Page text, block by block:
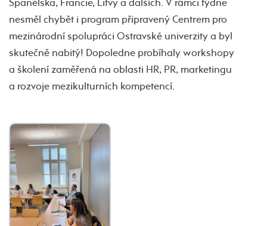
Španělska, Francie, Litvy a dalších. V rámci týdne
nesměl chybět i program připravený Centrem pro
mezinárodní spolupráci Ostravské univerzity a byl
skutečně nabitý! Dopoledne probíhaly workshopy
a školení zaměřená na oblasti HR, PR, marketingu
a rozvoje mezikulturních kompetencí.